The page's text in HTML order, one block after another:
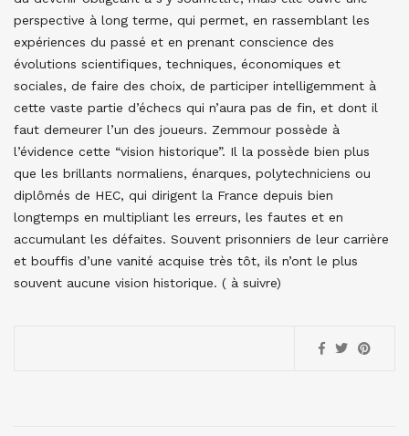
perspective à long terme, qui permet, en rassemblant les
expériences du passé et en prenant conscience des
évolutions scientifiques, techniques, économiques et
sociales, de faire des choix, de participer intelligemment à
cette vaste partie d’échecs qui n’aura pas de fin, et dont il
faut demeurer l’un des joueurs. Zemmour possède à
l’évidence cette “vision historique”. Il la possède bien plus
que les brillants normaliens, énarques, polytechniciens ou
diplômés de HEC, qui dirigent la France depuis bien
longtemps en multipliant les erreurs, les fautes et en
accumulant les défaites. Souvent prisonniers de leur carrière
et bouffis d’une vanité acquise très tôt, ils n’ont le plus
souvent aucune vision historique. ( à suivre)